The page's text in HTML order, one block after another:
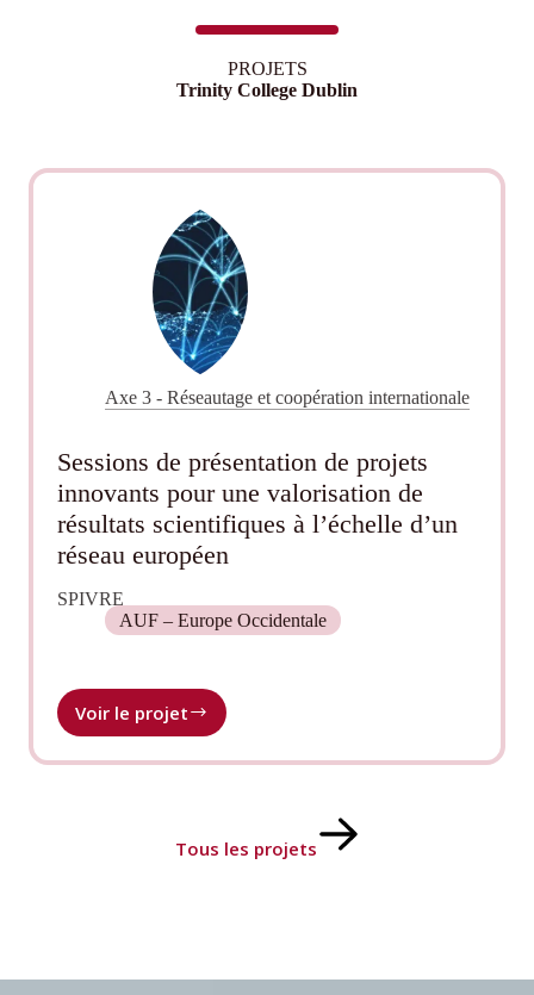
PROJETS
Trinity College Dublin
Axe 3 - Réseautage et coopération internationale
Sessions de présentation de projets
innovants pour une valorisation de
résultats scientifiques à l’échelle d’un
réseau européen
SPIVRE
AUF – Europe Occidentale
Voir le projet
Sessions
présentation
innovants
scientifiques
Tous les projets